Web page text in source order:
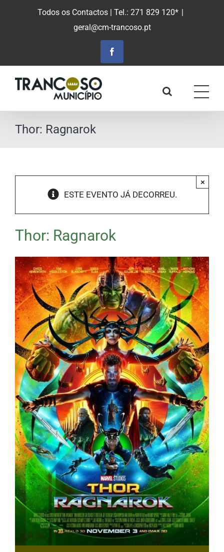
Todos os Contactos | Tel.: 271 829 120* |
geral@cm-trancoso.pt
Facebook
Thor: Ragnarok
ESTE EVENTO JÁ DECORREU.
×
Thor: Ragnarok